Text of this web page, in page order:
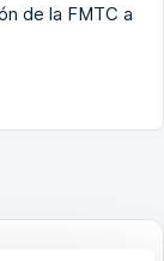
de la FMTC a